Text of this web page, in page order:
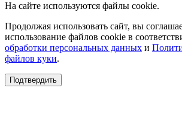
На сайте используются файлы cookie.
Продолжая использовать сайт, вы
использование файлов cookie в
обработки персональных данных и
файлов куки.
Подтвердить